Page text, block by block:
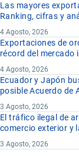
Las mayores
Ranking, cifras y
4 Agosto, 2026
Exportaciones de
récord del mercado
4 Agosto, 2026
Ecuador y Japón
posible Acuerdo de
3 Agosto, 2026
El tráfico ilegal de
comercio exterior y
3 Agosto, 2026